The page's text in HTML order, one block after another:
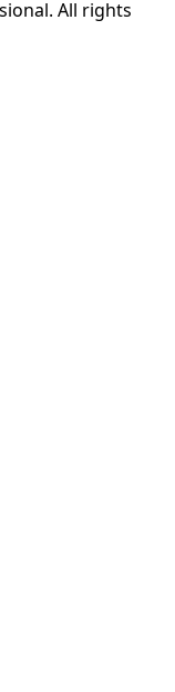
. All rights